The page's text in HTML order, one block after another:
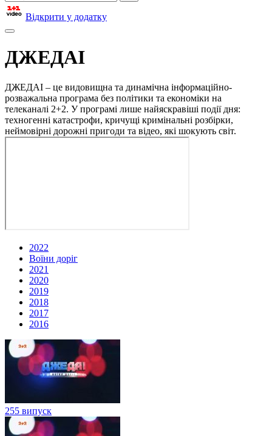
Відкрити у додатку
ДЖЕДАІ
ДЖЕДАІ – це видовищна та динамічна інформаційно-
розважальна програма без політики та економіки на
телеканалі 2+2. У програмі лише найяскравіші події дня:
техногенні катастрофи, кричущі кримінальні розбірки,
неймовірні дорожні пригоди та відео, які шокують світ.
2022
Воїни доріг
2021
2020
2019
2018
2017
2016
255 випуск